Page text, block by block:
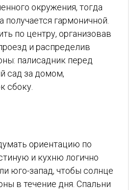
окружения, тогда
получается гармоничной.
по центру, организовав
и распределив
палисадник перед
сад за домом,
сбоку.
ориентацию по
и кухню логично
юго-запад, чтобы солнце
в течение дня. Спальни